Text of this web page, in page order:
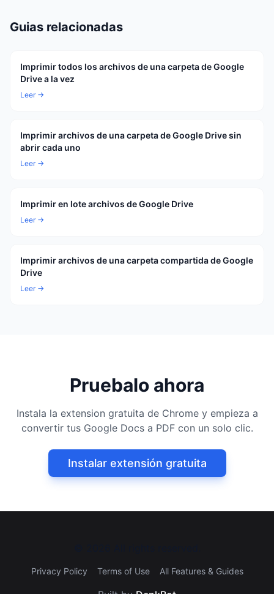
Guias relacionadas
Imprimir todos los archivos de una carpeta de Google
Drive a la vez
Leer →
Imprimir archivos de una carpeta de Google Drive sin
abrir cada uno
Leer →
Imprimir en lote archivos de Google Drive
Leer →
Imprimir archivos de una carpeta compartida de Google
Drive
Leer →
Pruebalo ahora
Instala la extension gratuita de Chrome y empieza a
convertir tus Google Docs a PDF con un solo clic.
Instalar extensión gratuita
Privacy Policy Terms of Use All Features & Guides